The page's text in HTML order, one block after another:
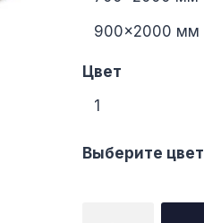
900×2000 мм
Цвет
1
Выберите цвет